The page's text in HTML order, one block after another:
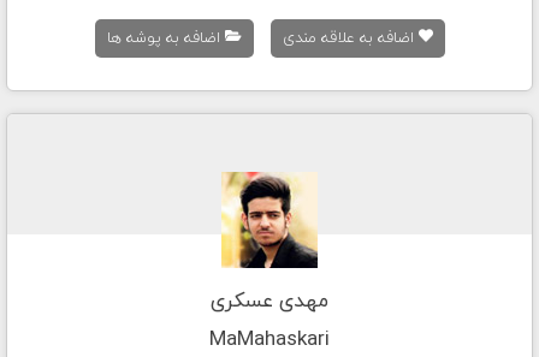
اضافه به علاقه مندی اضافه به پوشه ها
مهدی عسکری
MaMahaskari